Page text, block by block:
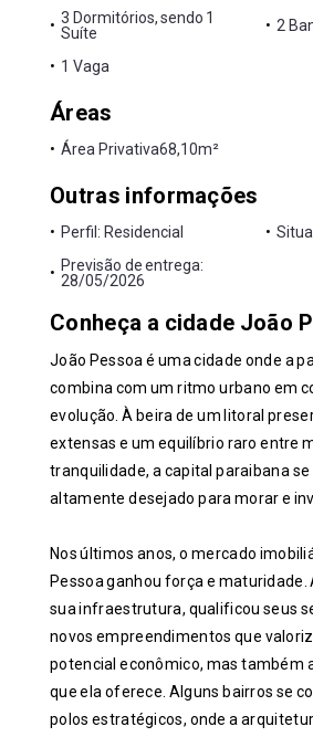
• 3 Dormitórios, sendo 1
Suíte
• 2
• 1 Vaga
Áreas
• Área Privativa68,10m²
Outras informações
• Perfil: Residencial •
• Previsão de entrega:
28/05/2026
Conheça a cidade João
João Pessoa é uma cidade onde a
combina com um ritmo urbano em
evolução. À beira de um litoral
extensas e um equilíbrio raro entre
tranquilidade, a capital paraibana
altamente desejado para morar e
Nos últimos anos, o mercado
Pessoa ganhou força e maturidade.
sua infraestrutura, qualificou seus
novos empreendimentos que
potencial econômico, mas também
que ela oferece. Alguns bairros se
polos estratégicos, onde a